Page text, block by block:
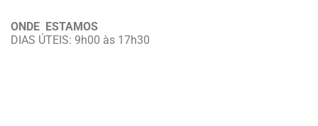
ONDE ESTAMOS
DIAS ÚTEIS: 9h00 às 17h30